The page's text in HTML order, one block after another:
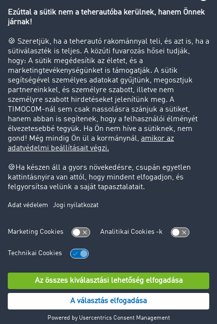
Tehergépkocsi-forgalomkorlátozás
Cég
Sikertörténetek
Ügyfél hoz ügyfelet
Jogi információk
Impresszum
Adatvédelem
süti-beállítások
Támogatás
© TIMOCOM GmbH 2024. Minden jog fenntartva